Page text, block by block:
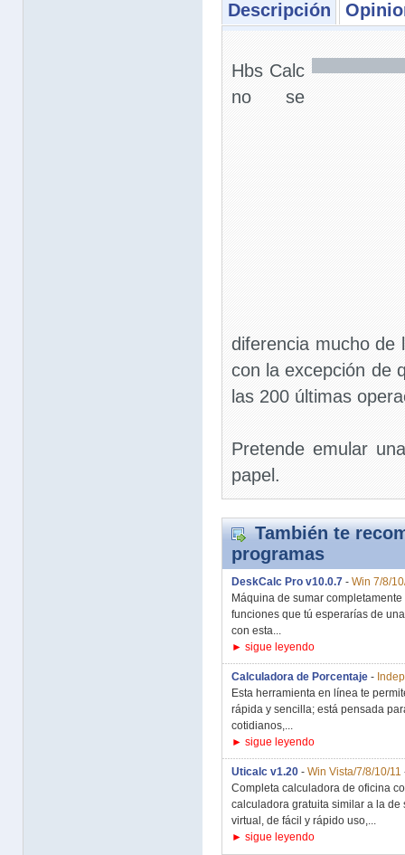
Descripción
Hbs Calc
no se
diferencia mucho de
con la excepción de
las 200 últimas
Pretende emular
papel.
También te
programas
DeskCalc Pro v10.0.7 - Win 7/8/
Máquina de sumar
funciones que tú esperarías de
con esta...
► sigue leyendo
Calculadora de Porcentaje -
Esta herramienta en línea te
rápida y sencilla; está pensada
cotidianos,...
► sigue leyendo
Uticalc v1.20 - Win Vista/7/8/10/11
Completa calculadora de oficina
calculadora gratuita similar a la
virtual, de fácil y rápido uso,...
► sigue leyendo